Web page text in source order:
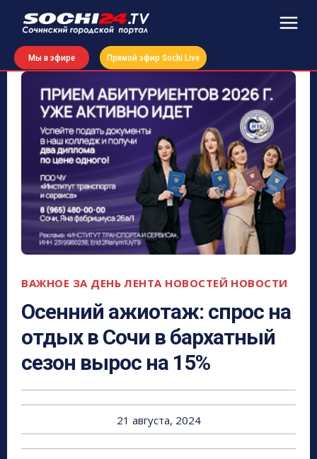
Мы в эфире Прямой эфир Sochi Live
ВАЖНОЕ ЗА ДЕНЬ ЛЕНТА НОВОСТЕЙ НОВОСТИ
Осенний ажиотаж: спрос на
отдых в Сочи в бархатный
сезон вырос на 15%
21 августа, 2024